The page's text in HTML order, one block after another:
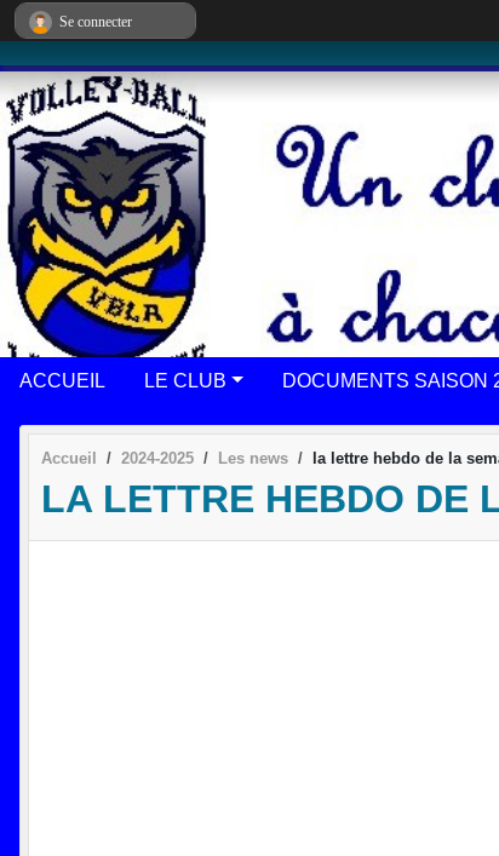
ACCUEIL LE CLUB DOCUMENTS SAISON
Accueil 2024-2025 Les news la lettre hebdo de la
LA LETTRE HEBDO DE
Se connecter
Panneau de gestion des cookies